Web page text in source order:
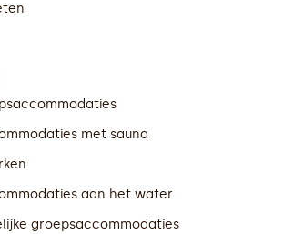
met sauna
aan het water
groepsaccommodaties